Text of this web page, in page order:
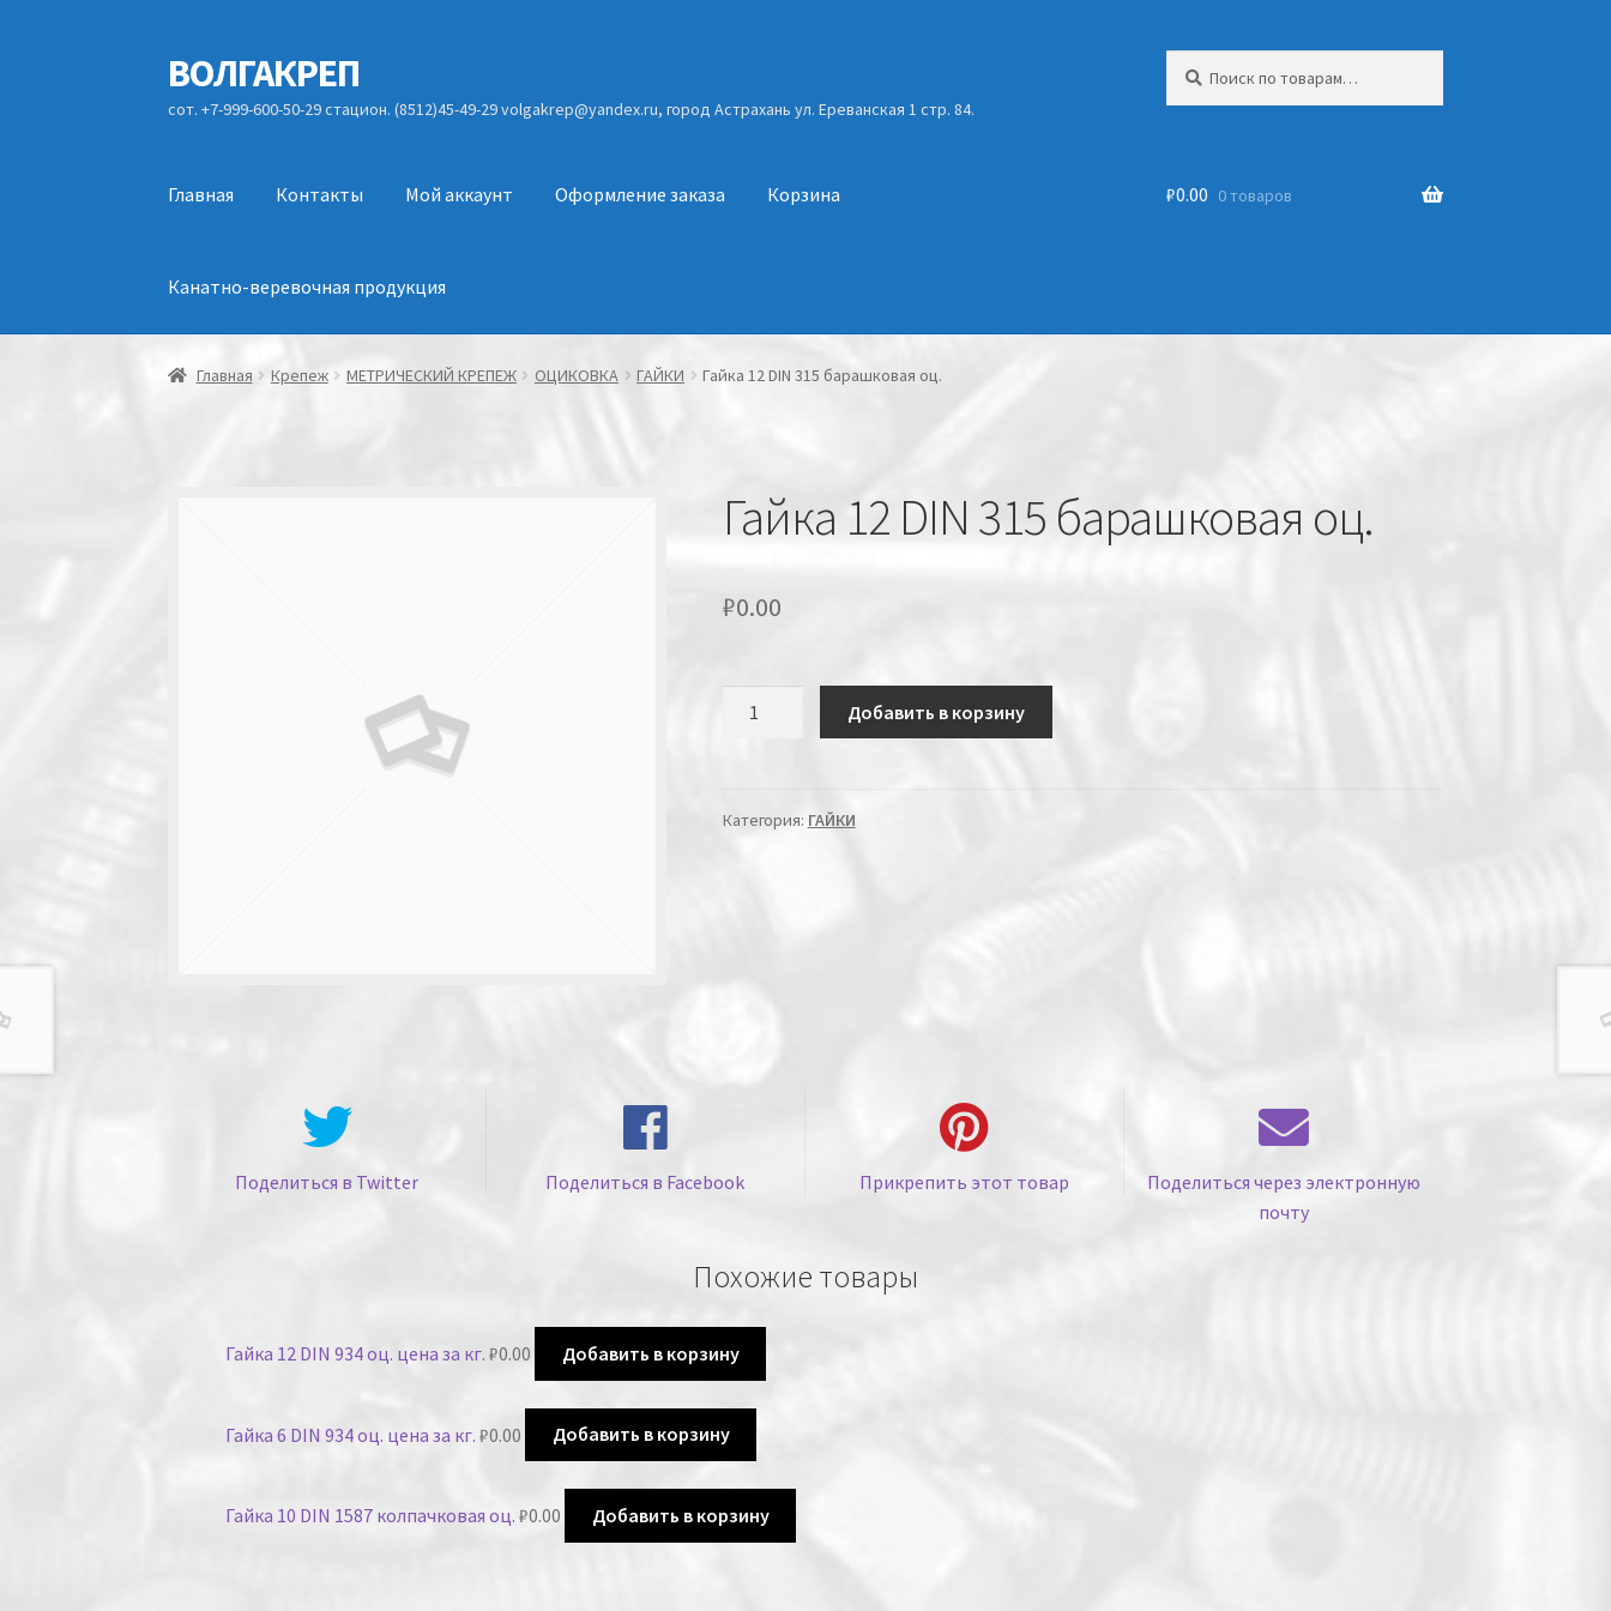
Перейти
к
навигации
Перейти
к
содержимому
ВОЛГАКРЕП
сот. +7-999-600-50-29 стацион. (8512)45-49-29 volgakrep@yandex.ru, город Астрахань ул. Ереванская 1 стр. 84.
Главная Контакты Мой аккаунт Оформление заказа Корзина
Канатно-веревочная продукция
₽0.00 0 товаров
Главная Крепеж МЕТРИЧЕСКИЙ КРЕПЕЖ ОЦИКОВКА ГАЙКИ Гайка 12 DIN 315 барашковая оц.
Гайка 12 DIN 315 барашковая оц.
₽0.00
Добавить в корзину
Категория: ГАЙКИ
Поделиться в Twitter Поделиться в Facebook Прикрепить этот товар
Поделиться через электронную
почту
Похожие товары
Гайка 12 DIN 934 оц. цена за кг. ₽0.00 Добавить в корзину
Гайка 6 DIN 934 оц. цена за кг. ₽0.00 Добавить в корзину
Гайка 10 DIN 1587 колпачковая оц. ₽0.00 Добавить в корзину